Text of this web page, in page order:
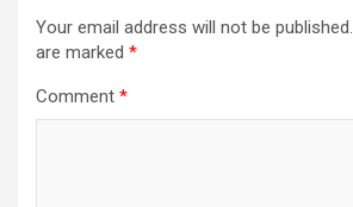
Your email address will not be published.
are marked *
Comment *